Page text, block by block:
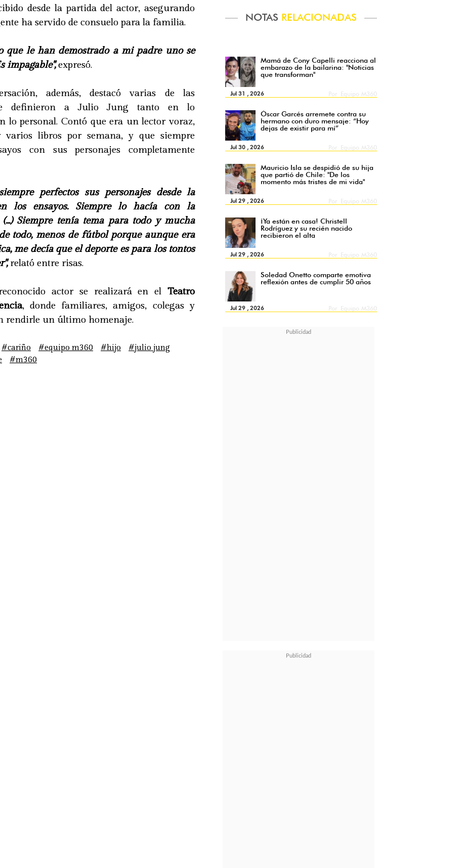
NOTAS RELACIONADAS
Mamá de Cony Capelli reacciona al
embarazo de la bailarina: "Noticias
que transforman"
Jul 31 , 2026
Óscar Garcés arremete contra su
hermano con duro mensaje: “Hoy
dejas de existir para mí”
Jul 30 , 2026
Mauricio Isla se despidió de su hija
que partió de Chile: "De los
momento más tristes de mi vida"
Jul 29 , 2026
¡Ya están en casa! Christell
Rodríguez y su recién nacido
recibieron el alta
Jul 29 , 2026
Soledad Onetto comparte emotiva
reflexión antes de cumplir 50 años
Jul 29 , 2026
desde la partida del actor, asegurando
ha servido de consuelo para la familia.
que le han demostrado a mi padre uno se
impagable",expresó.
además, destacó varias de las
definieron a Julio Jung tanto en lo
lo personal. Contó que era un lector voraz,
varios libros por semana, y que siempre
con sus personajes completamente
perfectos sus personajes desde la
los ensayos. Siempre lo hacía con la
Siempre tenía tema para todo y mucha
todo, menos de fútbol porque aunque era
me decía que el deporte es para los tontos
relató entre risas.
actor se realizará en el Teatro
, donde familiares, amigos, colegas y
rendirle un último homenaje.
#cariño #equipo m360 #hijo
#julio jung
#m360